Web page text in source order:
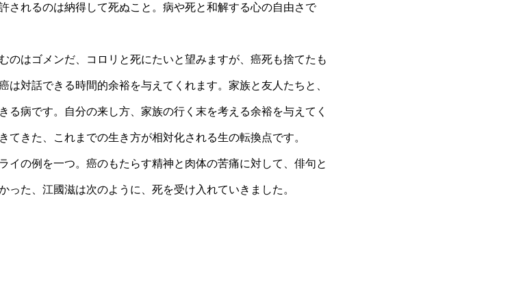
されるのは納得して死ぬこと。病や死と和解する心の自由さで
のはゴメンだ、コロリと死にたいと望みますが、癌死も捨てたも
は対話できる時間的余裕を与えてくれます。家族と友人たちと、
る病です。自分の来し方、家族の行く末を考える余裕を与えてく
てきた、これまでの生き方が相対化される生の転換点です。
イの例を一つ。癌のもたらす精神と肉体の苦痛に対して、俳句と
った、江國滋は次のように、死を受け入れていきました。